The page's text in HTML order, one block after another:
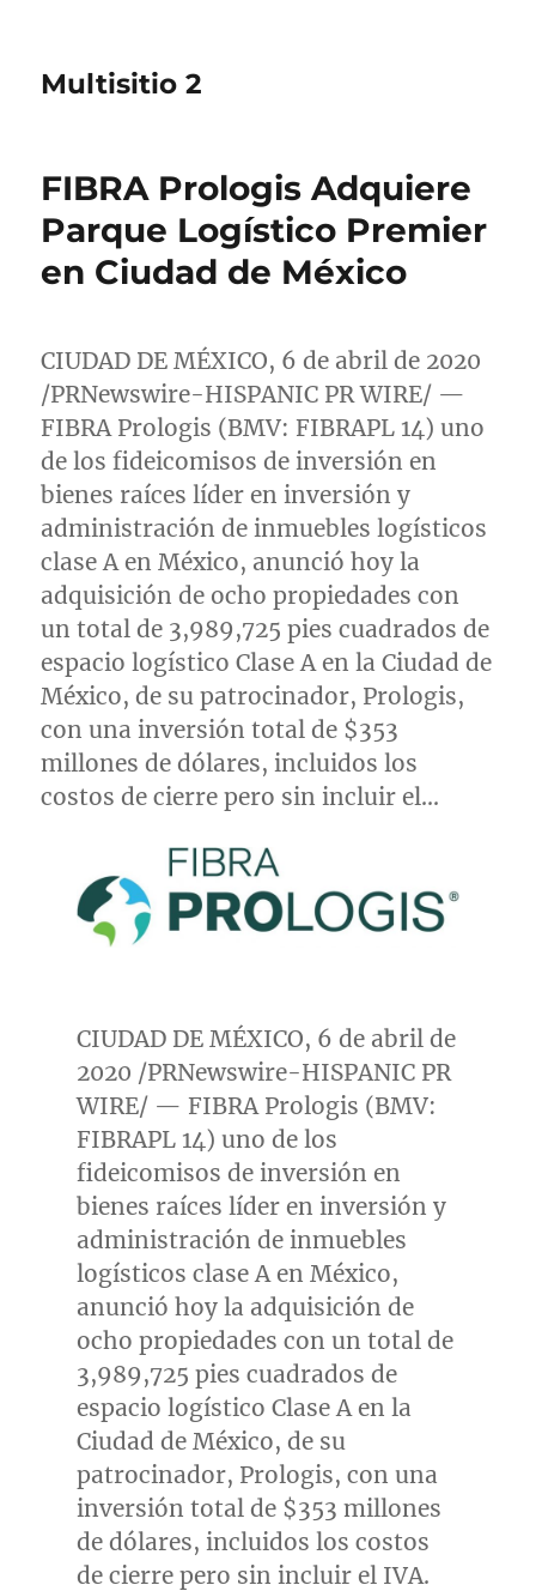
Multisitio 2
FIBRA Prologis Adquiere
Parque Logístico Premier
en Ciudad de México
CIUDAD DE MÉXICO, 6 de abril de 2020
/PRNewswire-HISPANIC PR WIRE/ —
FIBRA Prologis (BMV: FIBRAPL 14) uno
de los fideicomisos de inversión en
bienes raíces líder en inversión y
administración de inmuebles logísticos
clase A en México, anunció hoy la
adquisición de ocho propiedades con
un total de 3,989,725 pies cuadrados de
espacio logístico Clase A en la Ciudad de
México, de su patrocinador, Prologis,
con una inversión total de $353
millones de dólares, incluidos los
costos de cierre pero sin incluir el…
CIUDAD DE MÉXICO, 6 de abril de
2020 /PRNewswire-HISPANIC PR
WIRE/ — FIBRA Prologis (BMV:
FIBRAPL 14) uno de los
fideicomisos de inversión en
bienes raíces líder en inversión y
administración de inmuebles
logísticos clase A en México,
anunció hoy la adquisición de
ocho propiedades con un total de
3,989,725 pies cuadrados de
espacio logístico Clase A en la
Ciudad de México, de su
patrocinador, Prologis, con una
inversión total de $353 millones
de dólares, incluidos los costos
de cierre pero sin incluir el IVA.